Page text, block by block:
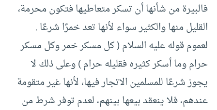
فالبيرة من شأنها أن تسكر متعاطيها فتكون محرمة،
القليل منها والكثير سواء لأنها تعد خمرًا شرعًا .‏
لعموم قوله عليه السلام (‏ كل مسكر خمر وكل مسكر
حرام وما أسكر كثيره فقليله حرام )‏ وعلى ذلك لا
يجوز شرعًا للمسلمين الاتجار فيها، لأنها غير متقومة
عندهم، فلا ينعقد بيعها بينهم، لعدم توفر شرط من